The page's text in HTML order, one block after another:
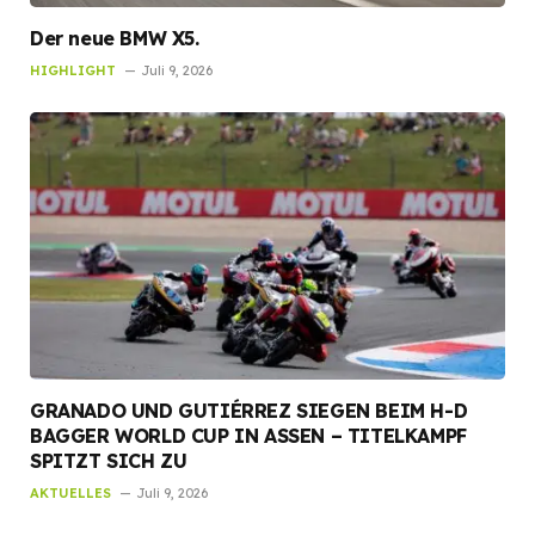
Der neue BMW X5.
HIGHLIGHT Juli 9, 2026
GRANADO UND GUTIÉRREZ SIEGEN BEIM H-D
BAGGER WORLD CUP IN ASSEN – TITELKAMPF
SPITZT SICH ZU
AKTUELLES Juli 9, 2026